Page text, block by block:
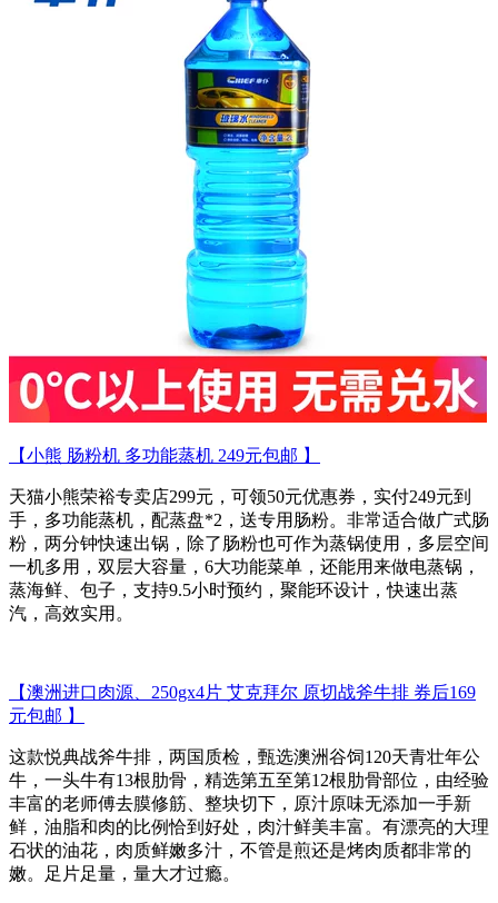
【小熊 肠粉机 多功能蒸机 249元包邮 】
天猫小熊荣裕专卖店299元，可领50元优惠券，实付249元到
手，多功能蒸机，配蒸盘*2，送专用肠粉。非常适合做广式肠
粉，两分钟快速出锅，除了肠粉也可作为蒸锅使用，多层空间
一机多用，双层大容量，6大功能菜单，还能用来做电蒸锅，
蒸海鲜、包子，支持9.5小时预约，聚能环设计，快速出蒸
汽，高效实用。
【澳洲进口肉源、250gx4片 艾克拜尔 原切战斧牛排 券后169
元包邮 】
这款悦典战斧牛排，两国质检，甄选澳洲谷饲120天青壮年公
牛，一头牛有13根肋骨，精选第五至第12根肋骨部位，由经验
丰富的老师傅去膜修筋、整块切下，原汁原味无添加一手新
鲜，油脂和肉的比例恰到好处，肉汁鲜美丰富。有漂亮的大理
石状的油花，肉质鲜嫩多汁，不管是煎还是烤肉质都非常的
嫩。足片足量，量大才过瘾。